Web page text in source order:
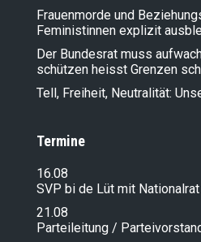
Frauenmorde und
Feministinnen explizit
Der Bundesrat muss
schützen heisst Grenzen
Tell, Freiheit, Neutralität:
Termine
16.08
SVP bi de Lüt mit
21.08
Parteileitung /